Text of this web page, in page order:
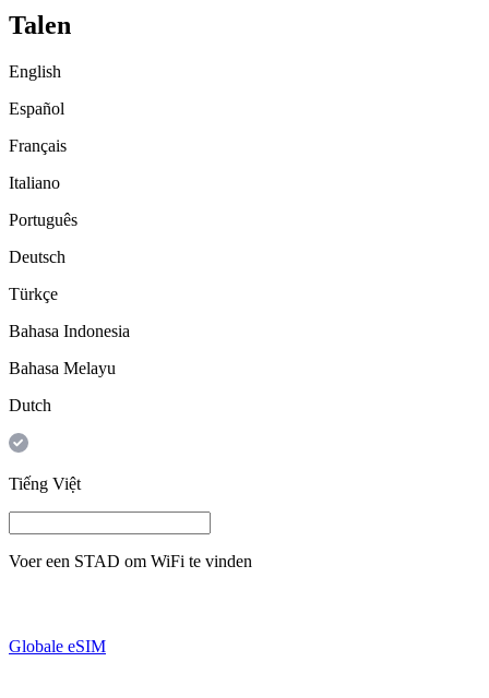
Talen
English
Español
Français
Italiano
Português
Deutsch
Türkçe
Bahasa Indonesia
Bahasa Melayu
Dutch
Tiếng Việt
Voer een STAD om WiFi te vinden
Globale eSIM